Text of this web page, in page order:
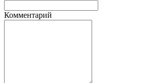
Комментарий